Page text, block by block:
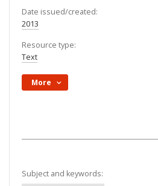
Date issued/created:
2013
Resource type:
Text
More
Subject and keywords: